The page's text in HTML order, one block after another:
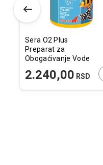
U KORPU
Sera O2 Plus
Preparat za
Obogaćivanje Vode
2.240,00 RSD